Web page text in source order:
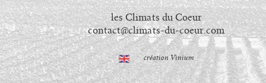
les Climats du Coeur
contact@climats-du-coeur.com
création Vinium